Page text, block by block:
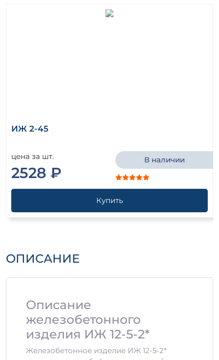
ИЖ 2-45
цена за шт.
2528 ₽
В наличии
Купить
ОПИСАНИЕ
Описание
железобетонного
изделия ИЖ 12-5-2*
Железобетонное изделие ИЖ 12-5-2*